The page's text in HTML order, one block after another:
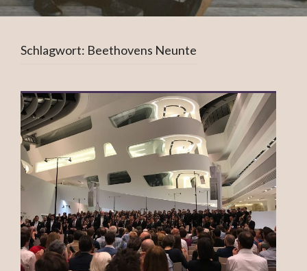
Schlagwort: Beethovens Neunte